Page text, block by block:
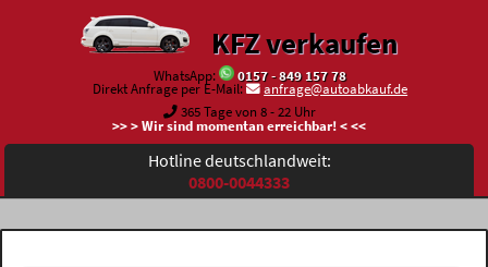
KFZ verkaufen
WhatsApp:
0157 - 849 157 78
Direkt Anfrage per E-Mail:
anfrage@autoabkauf.de
365 Tage von 8 - 22 Uhr
>> > Wir sind momentan erreichbar! < <<
Hotline deutschlandweit:
0800-0044333